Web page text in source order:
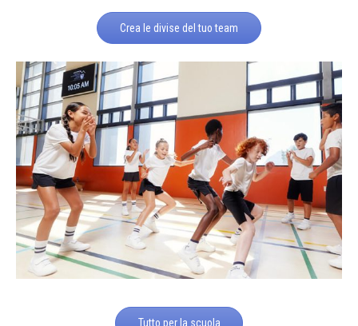
Crea le divise del tuo team
Tutto per la scuola